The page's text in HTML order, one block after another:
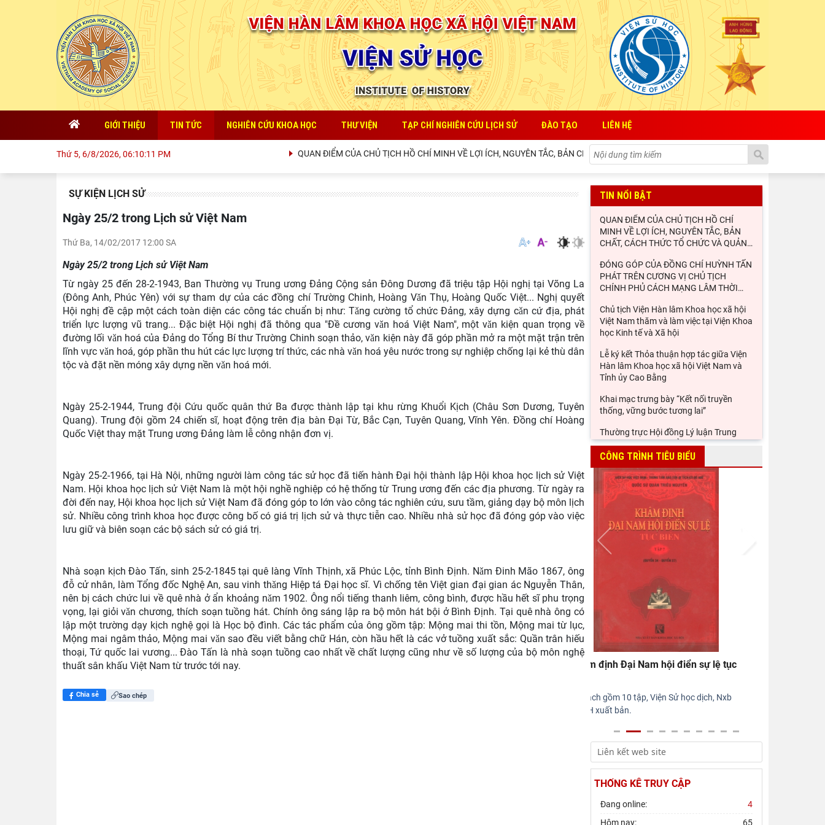
GIỚI THIỆU TIN TỨC NGHIÊN CỨU KHOA HỌC THƯ VIỆN TẠP CHÍ NGHIÊN CỨU LỊCH SỬ ĐÀO TẠO LIÊN HỆ
Thứ 5, 6/8/2026, 06:10:11 PM QUAN ĐIỂM CỦA CHỦ TỊCH HỒ CHÍ MINH VỀ LỢI ÍCH, NGUYÊN TẮC, BẢN CHẤT, CÁCH THỨC TỔ CHỨC VÀ QUẢN LÝ CỦA NHÀ NƯỚC ĐỐI VỚI
SỰ KIỆN LỊCH SỬ
Ngày 25/2 trong Lịch sử Việt Nam
Thứ Ba, 14/02/2017 12:00 SA
Ngày 25/2 trong Lịch sử Việt Nam
Từ ngày 25 đến 28-2-1943, Ban Thường vụ Trung ương Đảng Cộng sản Đông Dương đã triệu tập Hội nghị tại Võng La
(Đông Anh, Phúc Yên) với sự tham dự của các đồng chí Trường Chinh, Hoàng Vǎn Thụ, Hoàng Quốc Việt... Nghị quyết
Hội nghị đề cập một cách toàn diện các công tác chuẩn bị như: Tǎng cường tổ chức Đảng, xây dựng cǎn cứ địa, phát
triển lực lượng vũ trang... Đặc biệt Hội nghị đã thông qua "Đề cương vǎn hoá Việt Nam", một vǎn kiện quan trọng về
đường lối vǎn hoá của Đảng do Tổng Bí thư Trường Chinh soạn thảo, vǎn kiện này đã góp phần mở ra một mặt trận trên
lĩnh vực vǎn hoá, góp phần thu hút các lực lượng trí thức, các nhà vǎn hoá yêu nước trong sự nghiệp chống lại kẻ thù dân
tộc và đặt nền móng xây dựng nền vǎn hoá mới.
Ngày 25-2-1944, Trung đội Cứu quốc quân thứ Ba được thành lập tại khu rừng Khuổi Kịch (Châu Sơn Dương, Tuyên
Quang). Trung đội gồm 24 chiến sĩ, hoạt động trên địa bàn Đại Từ, Bắc Cạn, Tuyên Quang, Vĩnh Yên. Đồng chí Hoàng
Quốc Việt thay mặt Trung ương Đảng làm lễ công nhận đơn vị.
Ngày 25-2-1966, tại Hà Nội, những người làm công tác sử học đã tiến hành Đại hội thành lập Hội khoa học lịch sử Việt
Nam. Hội khoa học lịch sử Việt Nam là một hội nghề nghiệp có hệ thống từ Trung ương đến các địa phương. Từ ngày ra
đời đến nay, Hội khoa học lịch sử Việt Nam đã đóng góp to lớn vào công tác nghiên cứu, sưu tầm, giảng dạy bộ môn lịch
sử. Nhiều công trình khoa học được công bố có giá trị lịch sử và thực tiễn cao. Nhiều nhà sử học đã đóng góp vào việc
lưu giữ và biên soạn các bộ sách sử có giá trị.
Nhà soạn kịch Đào Tấn, sinh 25-2-1845 tại quê làng Vĩnh Thịnh, xã Phúc Lộc, tỉnh Bình Định. Nǎm Đinh Mão 1867, ông
đỗ cử nhân, làm Tổng đốc Nghệ An, sau vinh thǎng Hiệp tá Đại học sĩ. Vì chống tên Việt gian đại gian ác Nguyễn Thân,
nên bị cách chức lui về quê nhà ở ẩn khoảng nǎm 1902. Ông nổi tiếng thanh liêm, công bình, được hầu hết sĩ phu trọng
vọng, lại giỏi vǎn chương, thích soạn tuồng hát. Chính ông sáng lập ra bộ môn hát bội ở Bình Định. Tại quê nhà ông có
lập một trường dạy kịch nghệ gọi là Học bộ đình. Các tác phẩm của ông gồm tập: Mộng mai thi tồn, Mộng mai từ lục,
Mộng mai ngâm thảo, Mộng mai vǎn sao đều viết bằng chữ Hán, còn hầu hết là các vở tuồng xuất sắc: Quần trân hiếu
thoại, Tứ quốc lai vương... Đào Tấn là nhà soạn tuồng cao nhất về chất lượng cũng như về số lượng của bộ môn nghệ
thuất sân khấu Việt Nam từ trước tới nay.
Chia sẻ Sao chép
TIN NỔI BẬT
QUAN ĐIỂM CỦA CHỦ TỊCH HỒ CHÍ
MINH VỀ LỢI ÍCH, NGUYÊN TẮC, BẢN
CHẤT, CÁCH THỨC TỔ CHỨC VÀ QUẢN…
ĐÓNG GÓP CỦA ĐỒNG CHÍ HUỲNH TẤN
PHÁT TRÊN CƯƠNG VỊ CHỦ TỊCH
CHÍNH PHỦ CÁCH MẠNG LÂM THỜI…
Chủ tịch Viện Hàn lâm Khoa học xã hội
Việt Nam thăm và làm việc tại Viện Khoa
học Kinh tế và Xã hội
Lễ ký kết Thỏa thuận hợp tác giữa Viện
Hàn lâm Khoa học xã hội Việt Nam và
Tỉnh ủy Cao Bằng
Khai mạc trưng bày “Kết nối truyền
thống, vững bước tương lai”
Thường trực Hội đồng Lý luận Trung
ương làm việc với Tiểu ban Văn hóa - Xã
hội - Văn học, nghệ
Đảng ủy Viện Hàn lâm Khoa học xã hội
Việt Nam tổ chức Hội nghị Tập huấn
nghiệp vụ công tác kiểm
Viện Sử học tham gia Hội thảo khoa học
quốc gia "Danh nhân văn hóa Lê Quý
Đôn - Di sản và giá trị
văn hóa Lê Quý Đôn - Di sản và giá trị
Rà soát công tác chuẩn bị Hội thảo
khoa học quốc gia "Danh nhân văn hóa
Lê Quý Đôn - Di sản và giá
CÔNG TRÌNH TIÊU BIỂU
Đại Nam nhất thống chí
sách địa lý học Việt Nam đầy đủ nhất dưới
thời phong kiến. Đại Nam nhất thống chí theo
mà chia ra các mục như: phương vi, phân dã,
kiến trí, duyên cách, phủ huyện, hình thế, khí
hậu, phong tục, thành trì, học hiệu, hộ khẩu,
lập, tứ miếu, tự quán, phân việt, thổ sản, v.v...
Ngoài ra, Đại Nam nhất thống chí còn có
Prev
THỐNG KÊ TRUY CẬP
Đang online:
4
Hôm nay:
65